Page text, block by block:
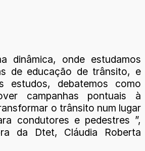
dinâmica, onde estudamos
de educação de trânsito, e
estudos, debatemos como
campanhas pontuais à
o trânsito num lugar
condutores e pedestres ”,
da Dtet, Cláudia Roberta